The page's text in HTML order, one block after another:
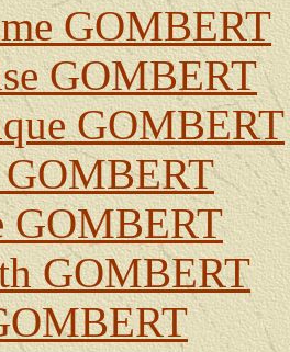
GOMBERT
GOMBERT
GOMBERT
GOMBERT
GOMBERT